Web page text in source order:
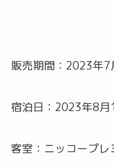
販売期間：2023年
宿泊日：2023年8
客室：ニッコープレ